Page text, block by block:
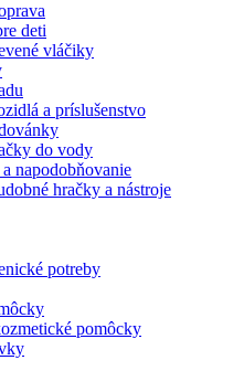
deti
vláčiky
a príslušenstvo
do vody
napodobňovanie
hračky a nástroje
potreby
pomôcky